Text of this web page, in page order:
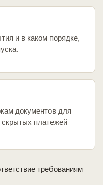
и в каком порядке,
документов для
скрытых платежей
требованиям